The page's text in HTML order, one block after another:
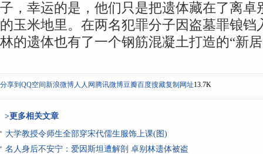
子，幸运的是，他们只是把遗体藏在了离卓
的玉米地里。在两名犯罪分子因盗墓罪锒铛
林的遗体也有了一个钢筋混凝土打造的“新
分享到 QQ空间新浪微博人人网 腾讯微博豆瓣百度搜藏复制网址13.7K
>更多相关文章
大学教授令师生全部穿宋代儒生服饰上课(图)
名人身后不安宁：爱因斯坦遭解剖 卓别林遗体被盗